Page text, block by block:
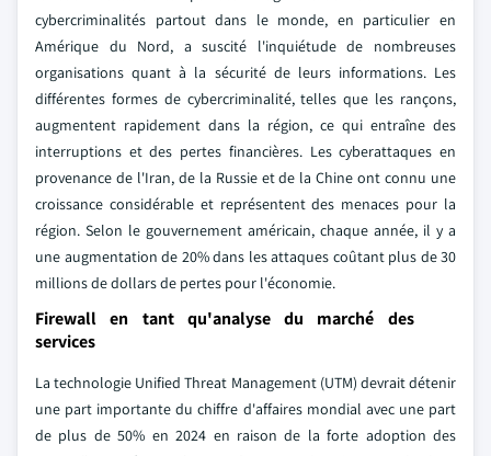
cybercriminalités partout dans le monde, en particulier en
Amérique du Nord, a suscité l'inquiétude de nombreuses
organisations quant à la sécurité de leurs informations. Les
différentes formes de cybercriminalité, telles que les rançons,
augmentent rapidement dans la région, ce qui entraîne des
interruptions et des pertes financières. Les cyberattaques en
provenance de l'Iran, de la Russie et de la Chine ont connu une
croissance considérable et représentent des menaces pour la
région. Selon le gouvernement américain, chaque année, il y a
une augmentation de 20% dans les attaques coûtant plus de 30
millions de dollars de pertes pour l'économie.
Firewall en tant qu'analyse du marché des
services
La technologie Unified Threat Management (UTM) devrait détenir
une part importante du chiffre d'affaires mondial avec une part
de plus de 50% en 2024 en raison de la forte adoption des